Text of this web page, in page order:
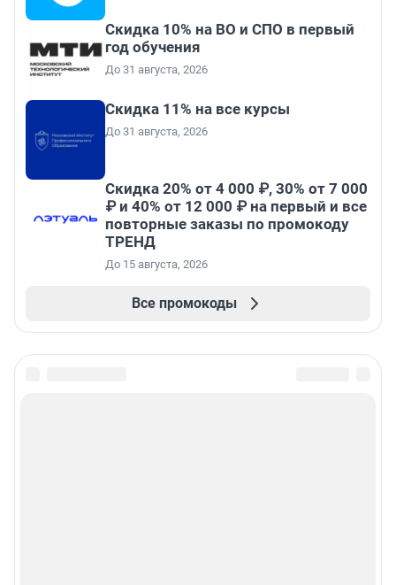
Скидка 10% на ВО и СПО в первый
год обучения
До 31 августа, 2026
Скидка 11% на все курсы
До 31 августа, 2026
Скидка 20% от 4 000 ₽, 30% от 7 000
₽ и 40% от 12 000 ₽ на первый и все
повторные заказы по промокоду
ТРЕНД
До 15 августа, 2026
Все промокоды